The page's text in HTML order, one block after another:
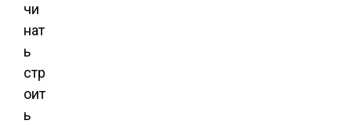
чи
нат
ь
стр
оит
ь